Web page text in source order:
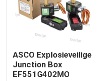
ASCO Explosieveilige
Junction Box
EF551G402MO